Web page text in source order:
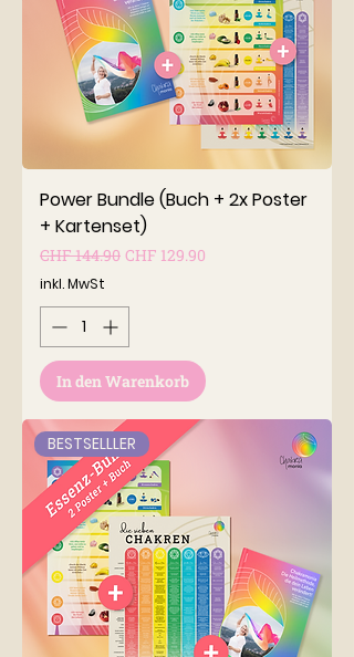
Power Bundle (Buch + 2x Poster
+ Kartenset)
Standardpreis
CHF 144.90 Sale-Preis
CHF 129.90
inkl. MwSt
In den Warenkorb
BESTSELLLER